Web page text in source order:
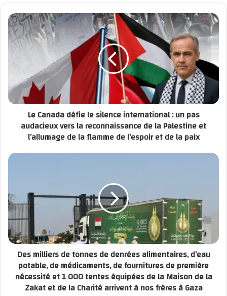
Le Canada défie le silence international : un pas
audacieux vers la reconnaissance de la Palestine et
l’allumage de la flamme de l’espoir et de la paix
Des milliers de tonnes de denrées alimentaires, d’eau
potable, de médicaments, de fournitures de première
nécessité et 1 000 tentes équipées de la Maison de la
Zakat et de la Charité arrivent à nos frères à Gaza